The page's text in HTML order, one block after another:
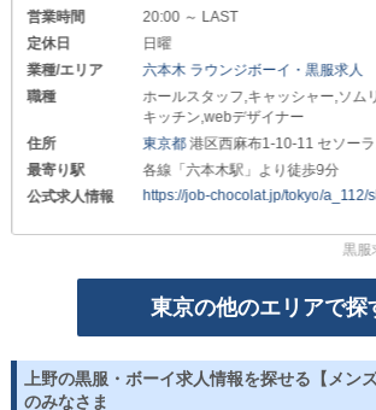
少しでも
【SIX LOUNGE】が気になった方は
まずは一度《体験入社》へ！
職場の雰囲気やお仕事内容を
実際に確認してから
入社をご検討いただけます。
モチベーションを高く保って働くことができる環
さらに『賞与』といったボーナスも完備！
未経験からでも高収入を得ることができます◎
店長・幹部候補 案内係も募集中！
詳しくはお問い合わせください。
━…━…━…━…━…━…━…━…━…━
～福利厚生のご紹介～
腰を据えて長く続けられる環境です。
■独立支援制度あり■
営業時間
20:00 ～ LAST
定休日
日曜
業種/エリア
六本木 ラウンジボーイ・黒服求人
職種
ホールスタッフ,キャッシャー,ソム
キッチン,webデザイナー
住所
東京都港区西麻布1-10-11 セソー
最寄り駅
各線「六本木駅」より徒歩9分
公式求人情報
https://job-chocolat.jp/tokyo/a_112/
黒服
東京の他のエリアで探
上野の黒服・ボーイ求人情報を探せる【メン
のみなさま